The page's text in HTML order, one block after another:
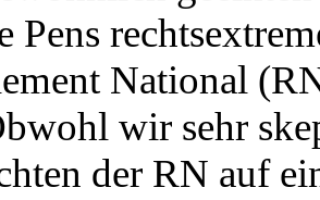
Pens
National
wir sehr
der RN auf